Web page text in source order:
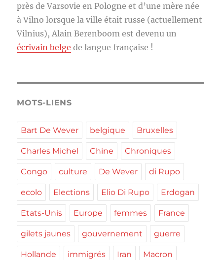
près de Varsovie en Pologne et d’une mère née
à Vilno lorsque la ville était russe (actuellement
Vilnius), Alain Berenboom est devenu un
écrivain belge de langue française !
MOTS-LIENS
Bart De Wever belgique Bruxelles
Charles Michel Chine Chroniques
Congo culture De Wever di Rupo
ecolo Elections Elio Di Rupo Erdogan
Etats-Unis Europe femmes France
gilets jaunes gouvernement guerre
Hollande immigrés Iran Macron